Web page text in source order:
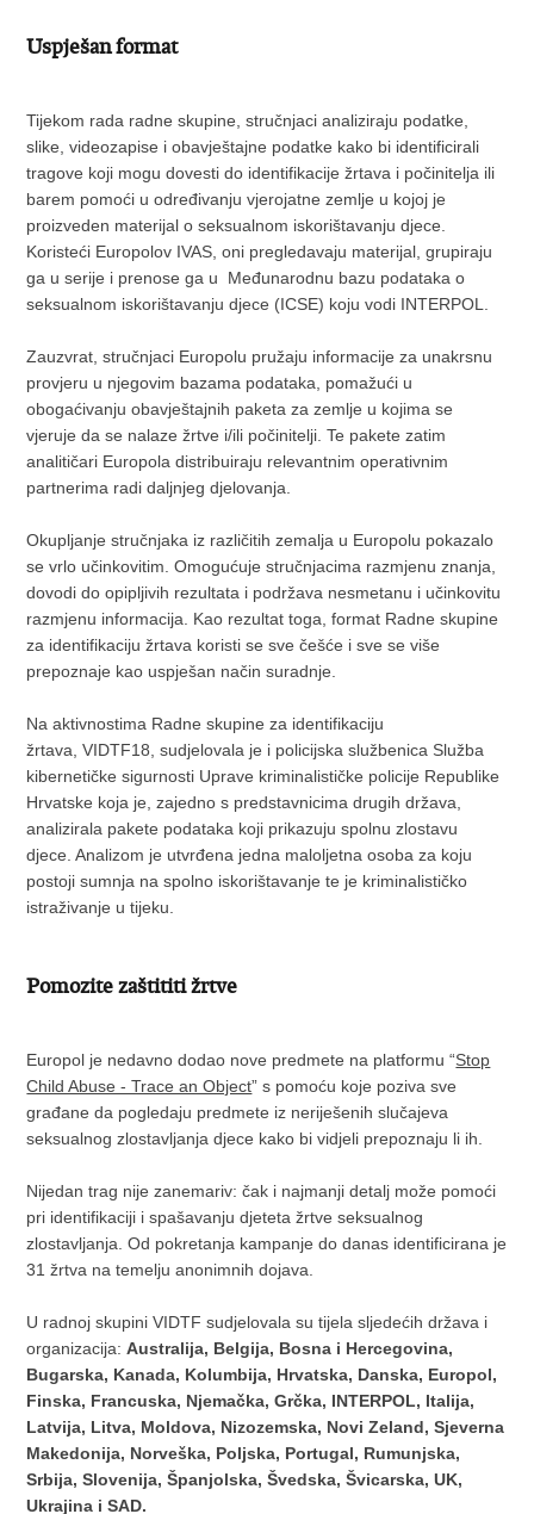
Uspješan format
Tijekom rada radne skupine, stručnjaci analiziraju podatke,
slike, videozapise i obavještajne podatke kako bi identificirali
tragove koji mogu dovesti do identifikacije žrtava i počinitelja ili
barem pomoći u određivanju vjerojatne zemlje u kojoj je
proizveden materijal o seksualnom iskorištavanju djece.
Koristeći Europolov IVAS, oni pregledavaju materijal, grupiraju
ga u serije i prenose ga u Međunarodnu bazu podataka o
seksualnom iskorištavanju djece (ICSE) koju vodi INTERPOL.
Zauzvrat, stručnjaci Europolu pružaju informacije za unakrsnu
provjeru u njegovim bazama podataka, pomažući u
obogaćivanju obavještajnih paketa za zemlje u kojima se
vjeruje da se nalaze žrtve i/ili počinitelji. Te pakete zatim
analitičari Europola distribuiraju relevantnim operativnim
partnerima radi daljnjeg djelovanja.
Okupljanje stručnjaka iz različitih zemalja u Europolu pokazalo
se vrlo učinkovitim. Omogućuje stručnjacima razmjenu znanja,
dovodi do opipljivih rezultata i podržava nesmetanu i učinkovitu
razmjenu informacija. Kao rezultat toga, format Radne skupine
za identifikaciju žrtava koristi se sve češće i sve se više
prepoznaje kao uspješan način suradnje.
Na aktivnostima Radne skupine za identifikaciju
žrtava, VIDTF18, sudjelovala je i policijska službenica Služba
kibernetičke sigurnosti Uprave kriminalističke policije Republike
Hrvatske koja je, zajedno s predstavnicima drugih država,
analizirala pakete podataka koji prikazuju spolnu zlostavu
djece. Analizom je utvrđena jedna maloljetna osoba za koju
postoji sumnja na spolno iskorištavanje te je kriminalističko
istraživanje u tijeku.
Pomozite zaštititi žrtve
Europol je nedavno dodao nove predmete na platformu “Stop
Child Abuse - Trace an Object” s pomoću koje poziva sve
građane da pogledaju predmete iz neriješenih slučajeva
seksualnog zlostavljanja djece kako bi vidjeli prepoznaju li ih.
Nijedan trag nije zanemariv: čak i najmanji detalj može pomoći
pri identifikaciji i spašavanju djeteta žrtve seksualnog
zlostavljanja. Od pokretanja kampanje do danas identificirana je
31 žrtva na temelju anonimnih dojava.
U radnoj skupini VIDTF sudjelovala su tijela sljedećih država i
organizacija:Australija, Belgija, Bosna i Hercegovina,
Bugarska, Kanada, Kolumbija, Hrvatska, Danska, Europol,
Finska, Francuska, Njemačka, Grčka, INTERPOL, Italija,
Latvija, Litva, Moldova, Nizozemska, Novi Zeland, Sjeverna
Makedonija, Norveška, Poljska, Portugal, Rumunjska,
Srbija, Slovenija, Španjolska, Švedska, Švicarska, UK,
Ukrajina i SAD.